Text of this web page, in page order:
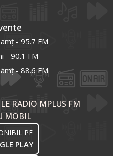
- 95.7 FM
- 90.1 FM
- 88.6 FM
RADIO MPLUS FM
MOBIL
PE
PLAY